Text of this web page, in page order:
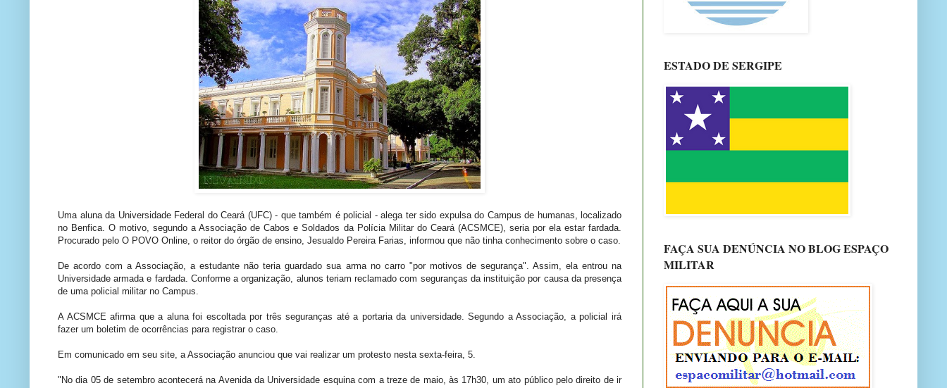
Uma aluna da Universidade Federal do Ceará (UFC) - que também é policial - alega ter sido expulsa do Campus de humanas, localizado
no Benfica. O motivo, segundo a Associação de Cabos e Soldados da Polícia Militar do Ceará (ACSMCE), seria por ela estar fardada.
Procurado pelo O POVO Online, o reitor do órgão de ensino, Jesualdo Pereira Farias, informou que não tinha conhecimento sobre o caso.
De acordo com a Associação, a estudante não teria guardado sua arma no carro "por motivos de segurança". Assim, ela entrou na
Universidade armada e fardada. Conforme a organização, alunos teriam reclamado com seguranças da instituição por causa da presença
de uma policial militar no Campus.
A ACSMCE afirma que a aluna foi escoltada por três seguranças até a portaria da universidade. Segundo a Associação, a policial irá
fazer um boletim de ocorrências para registrar o caso.
Em comunicado em seu site, a Associação anunciou que vai realizar um protesto nesta sexta-feira, 5.
"No dia 05 de setembro acontecerá na Avenida da Universidade esquina com a treze de maio, às 17h30, um ato público pelo direito de ir
ESTADO DE SERGIPE
FAÇA SUA DENÚNCIA NO BLOG ESPAÇO
MILITAR